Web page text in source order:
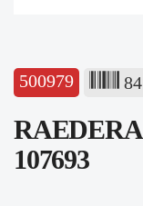
500979
107693